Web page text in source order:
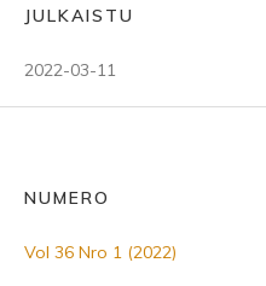
JULKAISTU
2022-03-11
NUMERO
Vol 36 Nro 1 (2022)